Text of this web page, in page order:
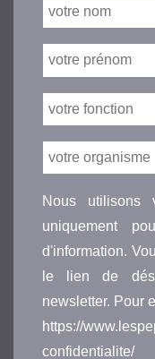
Nous utilisons
uniquement
d'information.
le lien de
newsletter. Pour
https://
confidentialite/